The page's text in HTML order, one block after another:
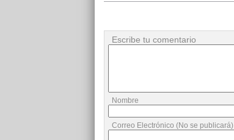
Escribe tu comentario
Nombre
Correo Electrónico (No se publicará)